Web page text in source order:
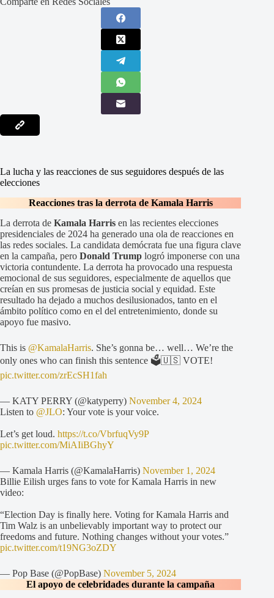
La lucha y las reacciones de sus seguidores después de las
elecciones
Reacciones tras la derrota de Kamala Harris
La derrota de Kamala Harris en las recientes elecciones
presidenciales de 2024 ha generado una ola de reacciones en
las redes sociales. La candidata demócrata fue una figura clave
en la campaña, pero Donald Trump logró imponerse con una
victoria contundente. La derrota ha provocado una respuesta
emocional de sus seguidores, especialmente de aquellos que
creían en sus promesas de justicia social y equidad. Este
resultado ha dejado a muchos desilusionados, tanto en el
ámbito político como en el del entretenimiento, donde su
apoyo fue masivo.
This is @KamalaHarris. She’s gonna be… well… We’re the
only ones who can finish this sentence 🗳️🇺🇸 VOTE!
pic.twitter.com/zrEcSH1fah
— KATY PERRY (@katyperry) November 4, 2024
Listen to @JLO: Your vote is your voice.
Let’s get loud. https://t.co/VbrfuqVy9P
pic.twitter.com/MiAIiBGhyY
— Kamala Harris (@KamalaHarris) November 1, 2024
Billie Eilish urges fans to vote for Kamala Harris in new
video:
“Election Day is finally here. Voting for Kamala Harris and
Tim Walz is an unbelievably important way to protect our
freedoms and future. Nothing changes without your votes.”
pic.twitter.com/t19NG3oZDY
— Pop Base (@PopBase) November 5, 2024
El apoyo de celebridades durante la campaña